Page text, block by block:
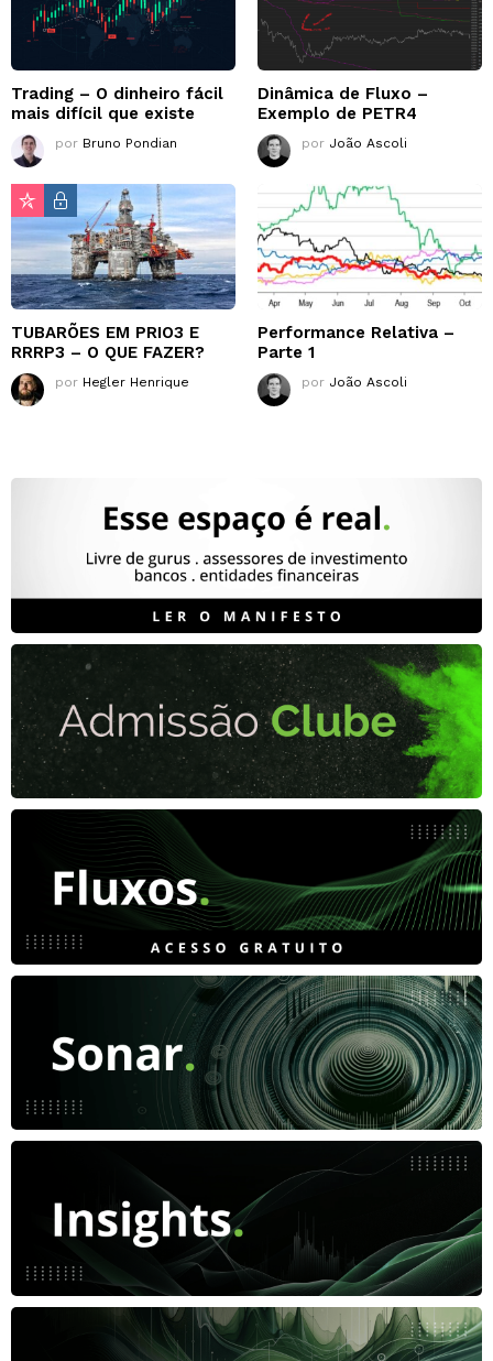
Trading – O dinheiro fácil
mais difícil que existe
por Bruno Pondian
Dinâmica de Fluxo –
Exemplo de PETR4
por João Ascoli
TUBARÕES EM PRIO3 E
RRRP3 – O QUE FAZER?
por Hegler Henrique
Performance Relativa –
Parte 1
por João Ascoli